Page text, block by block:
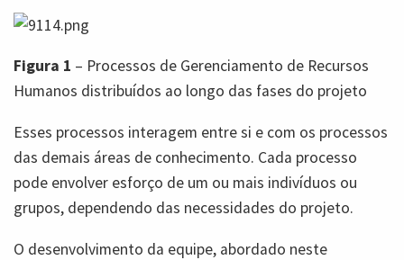
Figura 1 – Processos de Gerenciamento de Recursos
Humanos distribuídos ao longo das fases do projeto
Esses processos interagem entre si e com os processos
das demais áreas de conhecimento. Cada processo
pode envolver esforço de um ou mais indivíduos ou
grupos, dependendo das necessidades do projeto.
O desenvolvimento da equipe, abordado neste